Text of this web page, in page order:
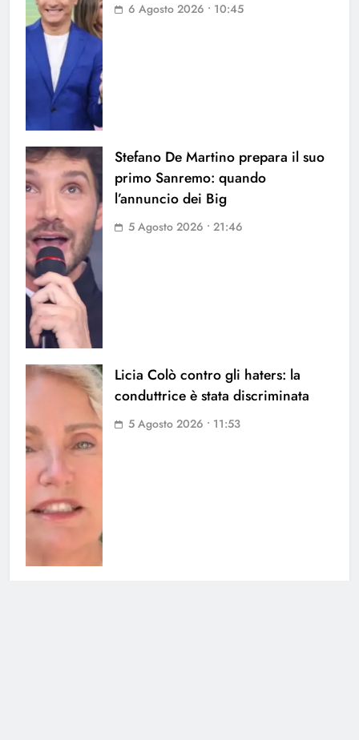
6 Agosto 2026 • 10:45
Stefano De Martino prepara il suo
primo Sanremo: quando
l’annuncio dei Big
5 Agosto 2026 • 21:46
Licia Colò contro gli haters: la
conduttrice è stata discriminata
5 Agosto 2026 • 11:53